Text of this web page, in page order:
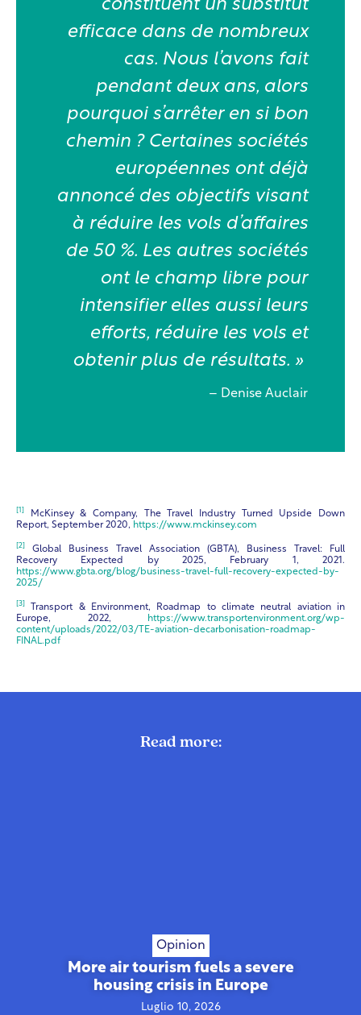
constituent un substitut
efficace dans de nombreux
cas. Nous l’avons fait
pendant deux ans, alors
pourquoi s’arrêter en si bon
chemin ? Certaines sociétés
européennes ont déjà
annoncé des objectifs visant
à réduire les vols d’affaires
de 50 %. Les autres sociétés
ont le champ libre pour
intensifier elles aussi leurs
efforts, réduire les vols et
obtenir plus de résultats. »
– Denise Auclair
[1]
McKinsey & Company, The Travel Industry Turned Upside Down
Report, September 2020, https://www.mckinsey.com
[2]
Global Business Travel Association (GBTA), Business Travel: Full
Recovery Expected by 2025, February 1, 2021.
https://www.gbta.org/blog/business-travel-full-recovery-expected-by-
2025/
[3]
Transport & Environment, Roadmap to climate neutral aviation in
Europe, 2022,
https://www.transportenvironment.org/wp-
content/uploads/2022/03/TE-aviation-decarbonisation-roadmap-
FINAL.pdf
Read more:
Opinion
More air tourism fuels a severe
housing crisis in Europe
Luglio 10, 2026